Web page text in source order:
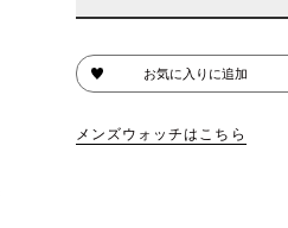
お気に入りに追加
メンズウォッチはこちら